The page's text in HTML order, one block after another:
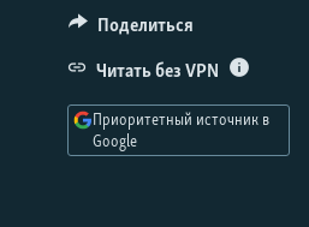
навигации
Вернутся
IDEL.РЕАЛИИ
КАВКАЗ.РЕАЛИИ
СЕВЕР.РЕАЛИИ
СИБИРЬ.РЕАЛИИ
Поделиться
Читать без VPN
Приоритетный источник в
Google